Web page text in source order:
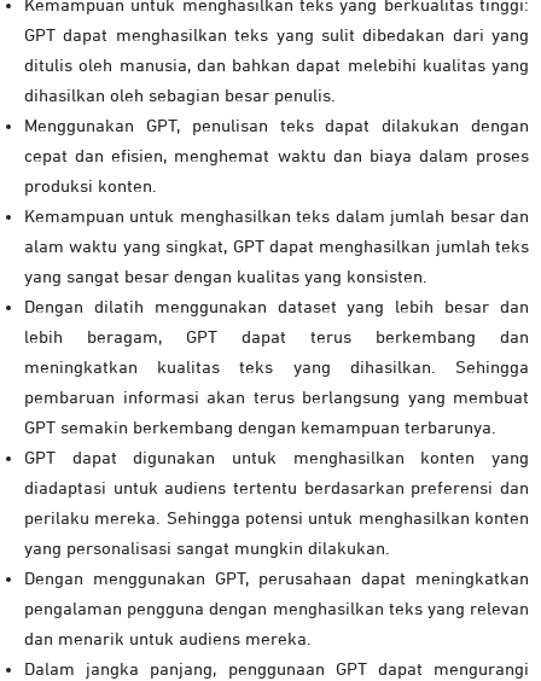
Kemampuan untuk menghasilkan teks yang berkualitas tinggi:
GPT dapat menghasilkan teks yang sulit dibedakan dari yang
ditulis oleh manusia, dan bahkan dapat melebihi kualitas yang
dihasilkan oleh sebagian besar penulis.
Menggunakan GPT, penulisan teks dapat dilakukan dengan
cepat dan efisien, menghemat waktu dan biaya dalam proses
produksi konten.
Kemampuan untuk menghasilkan teks dalam jumlah besar dan
alam waktu yang singkat, GPT dapat menghasilkan jumlah teks
yang sangat besar dengan kualitas yang konsisten.
Dengan dilatih menggunakan dataset yang lebih besar dan
lebih beragam, GPT dapat terus berkembang dan
meningkatkan kualitas teks yang dihasilkan. Sehingga
pembaruan informasi akan terus berlangsung yang membuat
GPT semakin berkembang dengan kemampuan terbarunya.
GPT dapat digunakan untuk menghasilkan konten yang
diadaptasi untuk audiens tertentu berdasarkan preferensi dan
perilaku mereka. Sehingga potensi untuk menghasilkan konten
yang personalisasi sangat mungkin dilakukan.
Dengan menggunakan GPT, perusahaan dapat meningkatkan
pengalaman pengguna dengan menghasilkan teks yang relevan
dan menarik untuk audiens mereka.
Dalam jangka panjang, penggunaan GPT dapat mengurangi